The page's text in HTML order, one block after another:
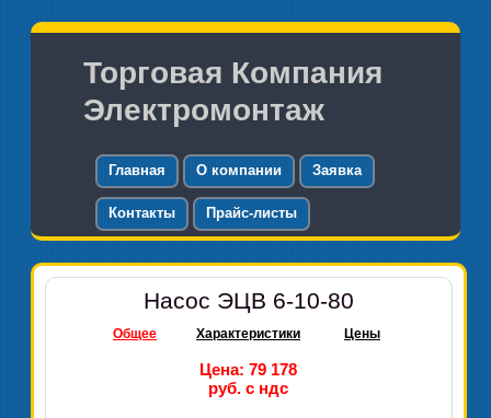
Торговая Компания
Электромонтаж
Главная О компании Заявка
Контакты Прайс-листы
Насос ЭЦВ 6-10-80
Общее Характеристики Цены
Цена: 79 178
руб. с ндс